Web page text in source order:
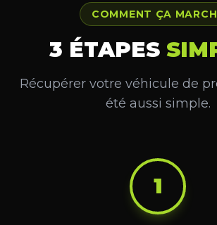
COMMENT ÇA
3 ÉTAPES
Récupérer votre véhicule de
été aussi simple.
1